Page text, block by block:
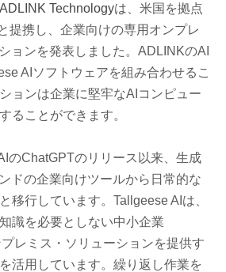
ADLINK Technologyは、米国を拠点
提携し、企業向けの専用オンプレ
ョンを発表しました。ADLINKのAI
AIソフトウェアを組み合わせるこ
ョンは企業に堅牢なAIコンピュー
ることができます。
のChatGPTのリリース以来、生成
ドの企業向けツールから日常的な
移行しています。Tallgeese AIは、
識を必要としない中小企業
プレミス・ソリューションを提供す
活用しています。繰り返し作業を